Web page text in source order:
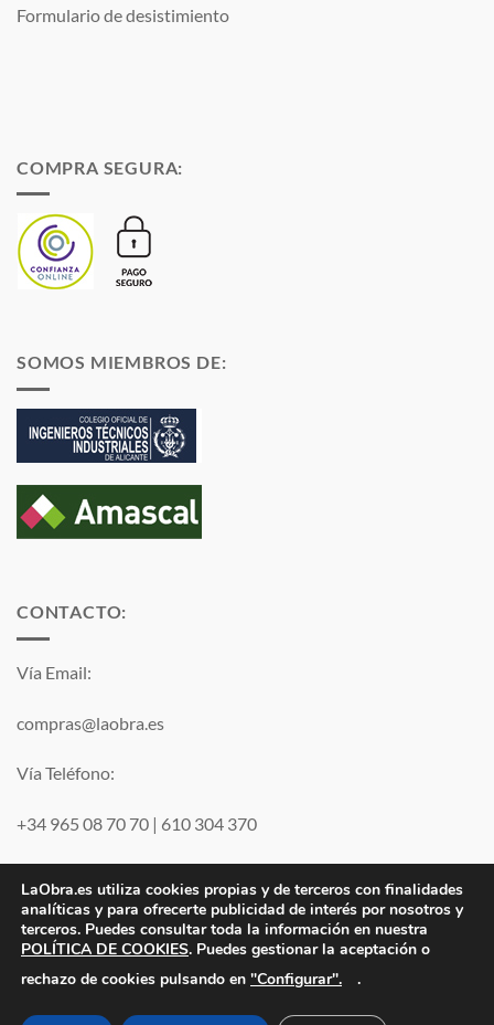
Formulario de desistimiento
COMPRA SEGURA:
SOMOS MIEMBROS DE:
CONTACTO:
Vía Email:
compras@laobra.es
Vía Teléfono:
+34 965 08 70 70 | 610 304 370
Visa PayPal MasterCard
Electro JJ San Juan, S.L. | B53077459 | Inscrita en el Registro
Mercantil de Alicante Tomo 1869. Folio 132 Hoja A-35683.
LaObra.es utiliza cookies propias y de terceros con finalidades
analíticas y para ofrecerte publicidad de interés por nosotros y
terceros. Puedes consultar toda la información en nuestra
POLÍTICA DE COOKIES. Puedes gestionar la aceptación o
rechazo de cookies pulsando en "Configurar". .